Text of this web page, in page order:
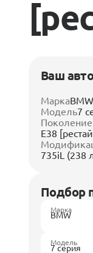
Ваш
МаркаBMW
Модель7
Поколение
E38
735iL (238
Подбор
Марка
Модель